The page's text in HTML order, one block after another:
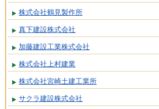
株式会社鶴見製作所
真下建設株式会社
加藤建設工業株式会社
株式会社上村建業
株式会社宮崎土建工業所
サクラ建設株式会社